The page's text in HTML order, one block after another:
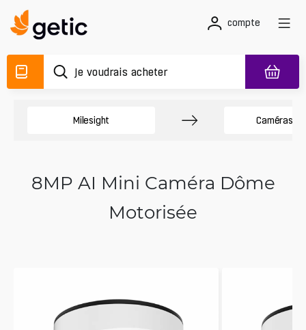
compte
Milesight Caméras
8MP AI Mini Caméra Dôme
Motorisée